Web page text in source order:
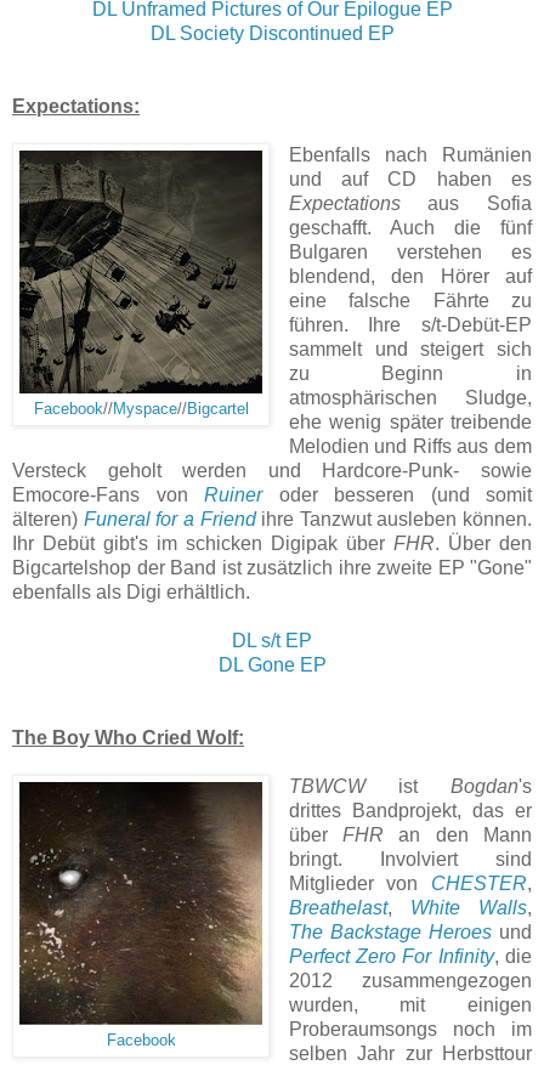
DL Unframed Pictures of Our Epilogue EP
DL Society Discontinued EP
Expectations:
Facebook//Myspace//Bigcartel
Ebenfalls nach Rumänien
und auf CD haben es
Expectationsaus Sofia
geschafft. Auch die fünf
Bulgaren verstehen es
blendend, den Hörer auf
eine falsche Fährte zu
führen. Ihre s/t-Debüt-EP
sammelt und steigert sich
zu Beginn in
atmosphärischen Sludge,
ehe wenig später treibende
Melodien und Riffs aus dem
Versteck geholt werden und Hardcore-Punk- sowie
Emocore-Fans von Ruineroder besseren (und somit
älteren) Funeral for a Friendihre Tanzwut ausleben können.
Ihr Debüt gibt's im schicken Digipak über FHR. Über den
Bigcartelshop der Band ist zusätzlich ihre zweite EP "Gone"
ebenfalls als Digi erhältlich.
DL s/t EP
DL Gone EP
The Boy Who Cried Wolf:
Facebook
TBWCWist Bogdan's
drittes Bandprojekt, das er
überFHR an den Mann
bringt. Involviert sind
Mitglieder von CHESTER,
Breathelast, White Walls,
The Backstage Heroesund
Perfect Zero For Infinity, die
2012 zusammengezogen
wurden, mit einigen
Proberaumsongs noch im
selben Jahr zur Herbsttour